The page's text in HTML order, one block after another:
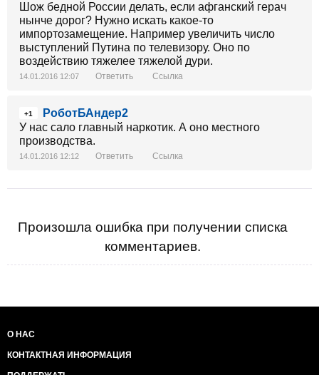
Шож бедной России делать, если афганский герач
нынче дорог? Нужно искать какое-то
импортозамещение. Например увеличить число
выступлений Путина по телевизору. Оно по
воздействию тяжелее тяжелой дури.
14.01.2016 12:07 Ответить Ссылка
+1
РоботБАндер2
У нас сало главный наркотик. А оно местного
производства.
14.01.2016 12:12 Ответить Ссылка
Произошла ошибка при получении списка
комментариев.
О НАС
КОНТАКТНАЯ ИНФОРМАЦИЯ